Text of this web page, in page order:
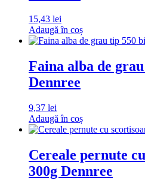
15,43 lei
Adaugă în coș
Faina alba de
Dennree
9,37 lei
Adaugă în coș
Cereale pernute
300g Dennree